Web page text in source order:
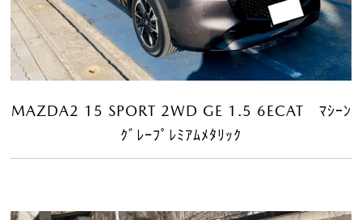
MAZDA2 15 SPORT 2WD GE 1.5 6ECAT ﾏｼｰﾝ
ｸﾞﾚｰﾌﾟﾚﾐｱﾑﾒﾀﾘｯｸ